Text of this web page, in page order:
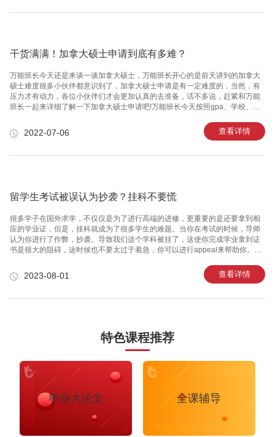
干货满满！加拿大硕士申请到底有多难？
万能班长今天还是来谈一谈加拿大硕士，万能班长开心的是前天讲到的加拿大
硕士难度很多小伙伴都意识到了，加拿大硕士申请是有一定难度的，当然，有
压力才有动力，各位小伙伴们才会更加认真的去准备，话不多说，赶紧和万能
班长一起来详细了解一下加拿大硕士申请吧!​​​​​​​万能班长今天按照gpa、学校、文
申请之GPAGPA方面，加拿大硕士申请大多数的学校要求是大三大四的GPA在
3.0以上(4分制)。事实是，无论这学校的排名是高是低，在你眼中它是好是坏，
2022-07-06 查看详情
留学生考试被误认为抄袭？挂科不要慌
很多学子在国外求学，不仅仅是为了进行高端的进修，更重要的是还要拿到相
应的学业证，但是，挂科就成为了很多学生的难题。当你在考试的时候，导师
认为你进行了作弊，抄袭。导致我们这个学科被挂了，这使你完成学业拿到证
书是很大的阻碍，这时候也不要太过于着急，你可以进行appeal来帮助你。当
当你承认了，你就已经判定为了抄袭的罪名，然后给与你挂科的惩罚。那么我
们该怎么去进行申诉以及该怎么做呢？首先，你可以找到相应的导师进行沟
2023-08-01 查看详情
特色课程推荐
毕业大论文 全课辅导